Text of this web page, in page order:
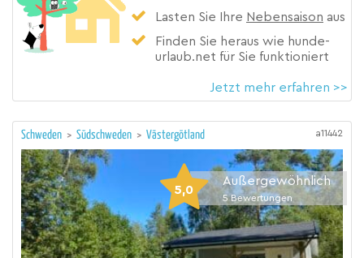
Lasten Sie Ihre Nebensaison aus
Finden Sie heraus wie hunde-
urlaub.net für Sie funktioniert
Jetzt mehr erfahren >>
Schweden > Südschweden > Västergötland a11442
5,0
Außergewöhnlich
5 Bewertungen